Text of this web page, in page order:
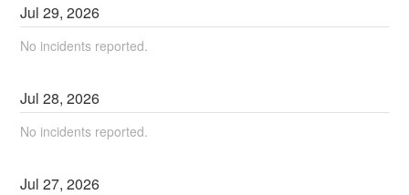
Jul29,2026
No incidents reported.
Jul28,2026
No incidents reported.
Jul27,2026